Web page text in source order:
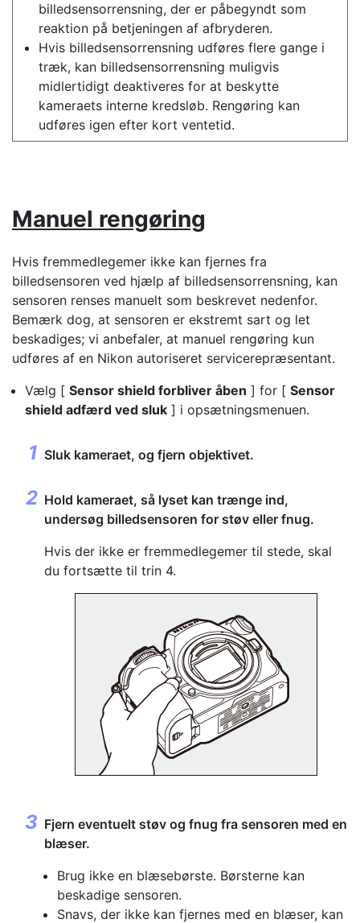
billedsensorrensning, der er påbegyndt som
reaktion på betjeningen af afbryderen.
Hvis billedsensorrensning udføres flere gange i
træk, kan billedsensorrensning muligvis
midlertidigt deaktiveres for at beskytte
kameraets interne kredsløb. Rengøring kan
udføres igen efter kort ventetid.
Manuel rengøring
Hvis fremmedlegemer ikke kan fjernes fra
billedsensoren ved hjælp af billedsensorrensning, kan
sensoren renses manuelt som beskrevet nedenfor.
Bemærk dog, at sensoren er ekstremt sart og let
beskadiges; vi anbefaler, at manuel rengøring kun
udføres af en Nikon autoriseret servicerepræsentant.
Vælg [ Sensor shield forbliver åben ] for [ Sensor
shield adfærd ved sluk ] i opsætningsmenuen.
Sluk kameraet, og fjern objektivet.
Hold kameraet, så lyset kan trænge ind,
undersøg billedsensoren for støv eller fnug.
Hvis der ikke er fremmedlegemer til stede, skal
du fortsætte til trin 4.
Fjern eventuelt støv og fnug fra sensoren med en
blæser.
Brug ikke en blæsebørste. Børsterne kan
beskadige sensoren.
Snavs, der ikke kan fjernes med en blæser, kan